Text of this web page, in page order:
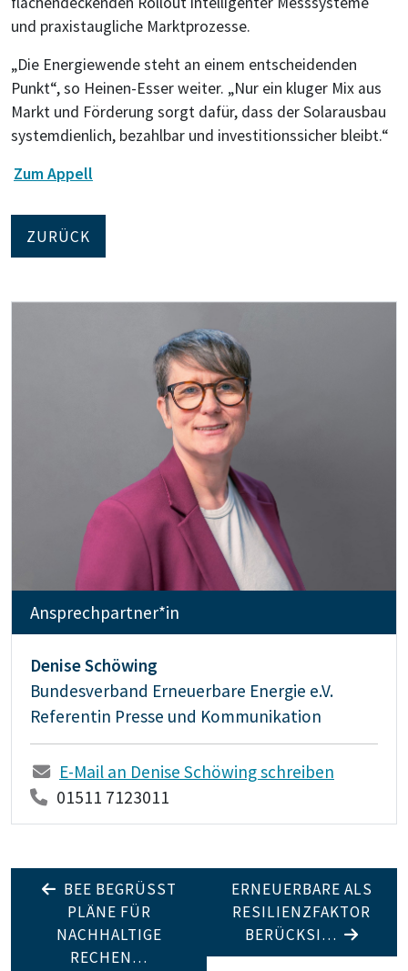
und praxistaugliche Marktprozesse.
„Die Energiewende steht an einem entscheidenden
Punkt“, so Heinen-Esser weiter. „Nur ein kluger Mix aus
Markt und Förderung sorgt dafür, dass der Solarausbau
systemdienlich, bezahlbar und investitionssicher bleibt.“
Zum Appell
ZURÜCK
Ansprechpartner*in
Denise Schöwing
Bundesverband Erneuerbare Energie e.V.
Referentin Presse und Kommunikation
E-Mail an Denise Schöwing schreiben
01511 7123011
BEE BEGRÜSST P
LÄNE FÜR N
ACHHALTIGE R
ECHEN…
ERNEUERBARE ALS
RESILIENZFAKTOR
BERÜCKSI…